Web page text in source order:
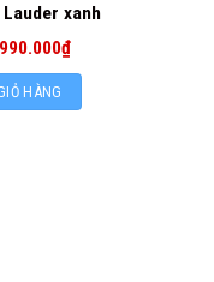
xanh
990.000₫
HÀNG